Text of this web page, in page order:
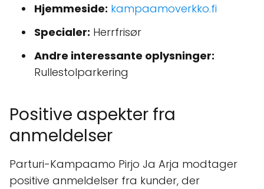
Hjemmeside: kampaamoverkko.fi
Specialer: Herrfrisør
Andre interessante oplysninger:
Rullestolparkering
Positive aspekter fra
anmeldelser
Parturi-Kampaamo Pirjo Ja Arja modtager
positive anmeldelser fra kunder, der